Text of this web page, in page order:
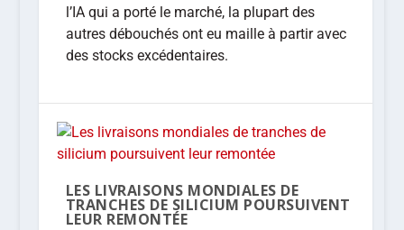
l’IA qui a porté le marché, la plupart des
autres débouchés ont eu maille à partir avec
des stocks excédentaires.
LES LIVRAISONS MONDIALES DE
TRANCHES DE SILICIUM POURSUIVENT
LEUR REMONTÉE